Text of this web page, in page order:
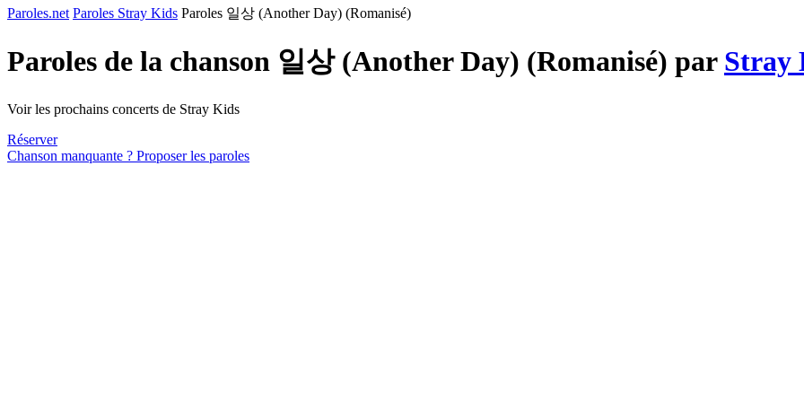
Paroles.net Paroles Stray Kids Paroles 일상 (Another Day) (Romanisé)
Paroles de la chanson 일상 (Another Day) (Romanisé) par Stray
Voir les prochains concerts de Stray Kids
Réserver
Chanson manquante ? Proposer les paroles